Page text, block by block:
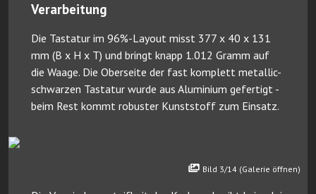
Verarbeitung
Die Tastatur im 96%-Layout misst 377 x 40 x 131
mm (B x H x T) und bringt knapp 1.012 Gramm auf
die Waage. Die Oberseite der fast komplett metallic-
schwarzen Tastatur wurde aus Aluminium gefertigt -
beim Rest kommt robuster Kunststoff zum Einsatz.
Bild 3/14 (Galerie öffnen)